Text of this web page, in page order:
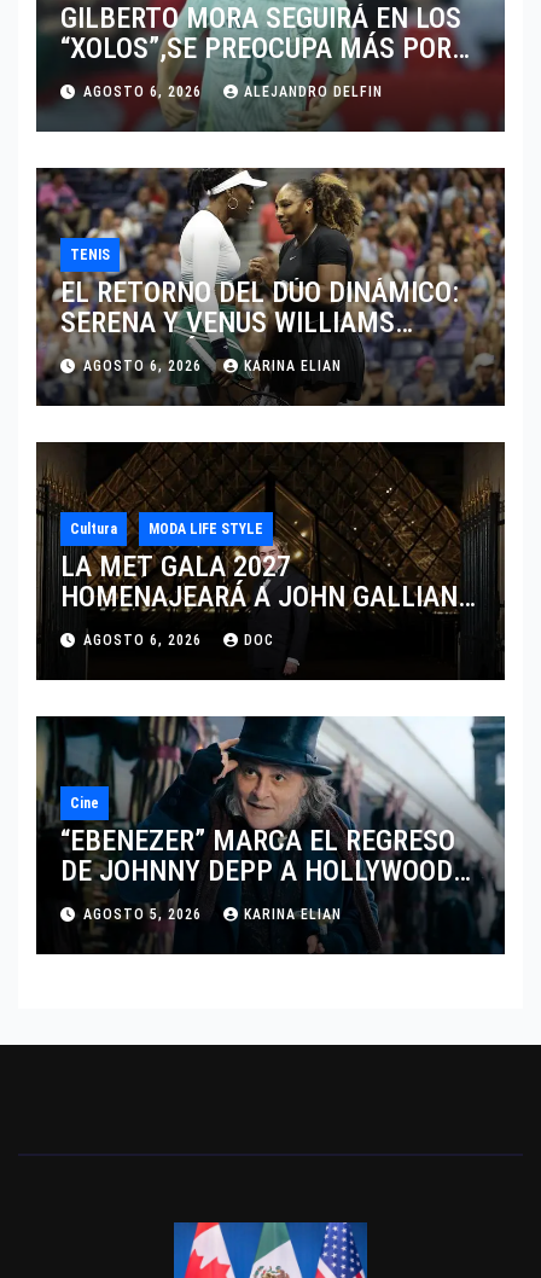
GILBERTO MORA SEGUIRÁ EN LOS
“XOLOS”,SE PREOCUPA MÁS POR
JUGAR EN SU EQUIPO.
AGOSTO 6, 2026 ALEJANDRO DELFIN
TENIS
EL RETORNO DEL DÚO DINÁMICO:
SERENA Y VENUS WILLIAMS
DISPUTARÁN LOS DOBLES EN
CINCINNATI 2026
AGOSTO 6, 2026 KARINA ELIAN
Cultura MODA LIFE STYLE
LA MET GALA 2027
HOMENAJEARÁ A JOHN GALLIANO
MARCANDO EL REGRESO DEL REY
DEL DRAMATISMO
AGOSTO 6, 2026 DOC
Cine
“EBENEZER” MARCA EL REGRESO
DE JOHNNY DEPP A HOLLYWOOD
TRAS SU PASO POR EL CINE
INDEPENDIENTE EUROPEO
AGOSTO 5, 2026 KARINA ELIAN